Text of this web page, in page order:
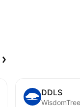
DDLS